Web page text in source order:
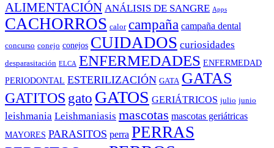
ALIMENTACIÓN ANÁLISIS DE SANGRE Apps
CACHORROS calor campaña campaña dental
concurso conejo conejos CUIDADOS curiosidades
desparasitación ELCA ENFERMEDADES ENFERMEDAD
PERIODONTAL ESTERILIZACIÓN GATA GATAS
GATITOS gato GATOS GERIÁTRICOS julio junio
leishmania Leishmaniasis mascotas mascotas geriátricas
MAYORES PARASITOS perra PERRAS